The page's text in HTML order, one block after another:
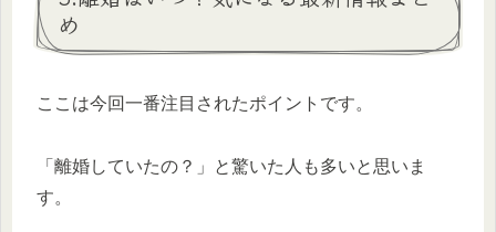
め
ここは今回一番注目されたポイントです。
「離婚していたの？」と驚いた人も多いと思いま
す。